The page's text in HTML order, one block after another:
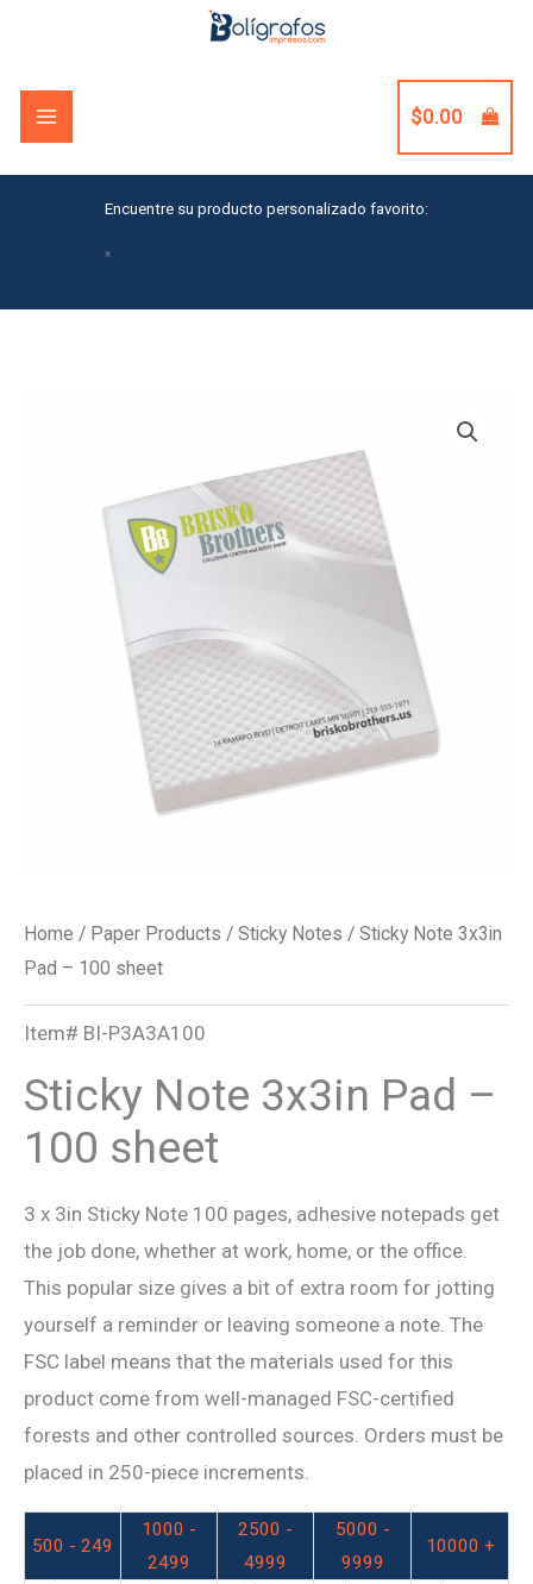
content
$0.00
Encuentre su producto personalizado favorito:
×
Home / Paper Products / Sticky Notes / Sticky Note 3x3in
Pad – 100 sheet
Item# BI-P3A3A100
Sticky Note 3x3in Pad –
100 sheet
3 x 3in Sticky Note 100 pages, adhesive notepads get
the job done, whether at work, home, or the office.
This popular size gives a bit of extra room for jotting
yourself a reminder or leaving someone a note. The
FSC label means that the materials used for this
product come from well-managed FSC-certified
forests and other controlled sources. Orders must be
placed in 250-piece increments.
500 - 249
1000 -
2499
2500 -
4999
5000 -
9999
10000 +